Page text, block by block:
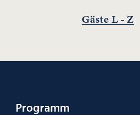
Gäste L - Z
Programm